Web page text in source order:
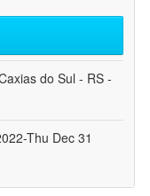
do Sul - RS -
Thu Dec 31